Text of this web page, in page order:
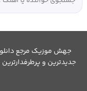
جهش موزیک مرجع
جدیدترین و